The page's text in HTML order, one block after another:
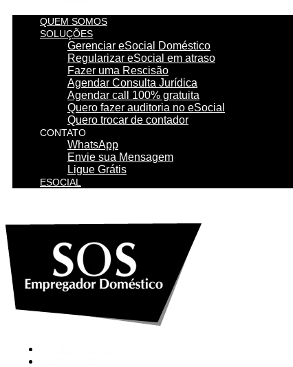
QUEM SOMOS
SOLUÇÕES
Gerenciar eSocial Doméstico
Regularizar eSocial em atraso
Fazer uma Rescisão
Agendar Consulta Jurídica
Agendar call 100% gratuita
Quero fazer auditoria no eSocial
Quero trocar de contador
CONTATO
WhatsApp
Envie sua Mensagem
Ligue Grátis
ESOCIAL